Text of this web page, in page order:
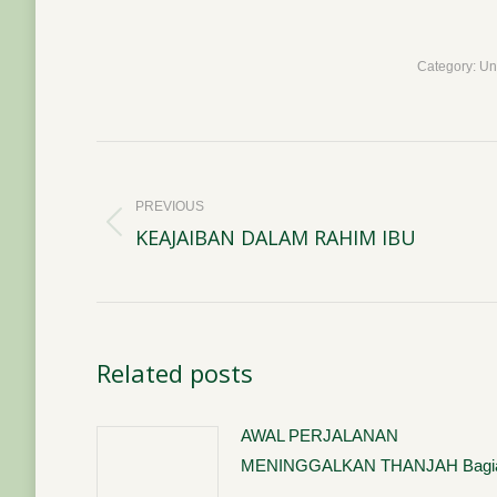
Category:
navigation
PREVIOUS
Previous
KEAJAIBAN DALAM RAHIM IBU
Related posts
AWAL PERJALANAN
MENINGGALKAN THANJAH